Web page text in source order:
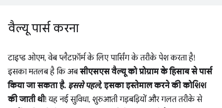
वैल्यू पार्स करना
टाइप्ड ओएम, वेब प्लैटफ़ॉर्म के लिए पार्सिंग के तरीके पेश करता है!
इसका मतलब है कि अबसीएसएस वैल्यू को प्रोग्राम के हिसाब से पार्स
किया जा सकता है. इससे पहले, इसका इस्तेमाल करने की कोशिश
की जाती थी! यह नई सुविधा, शुरुआती गड़बड़ियों और गलत तरीके से